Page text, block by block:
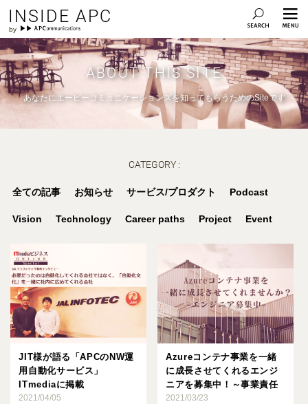
INSIDE APC
ABOUT THIS SITE
あなたにエーピーコミュニケーションズを知ってもらうためのSiteです
CATEGORY :
全ての記事 お知らせ サービス/プロダクト Podcast
Vision Technology Career paths Project Event
JIT様が語る「APCのNW運
用自動化サービス」
ITmediaに掲載
2021/04/05
Azureコンテナ事業を一緒
に成長させてくれるエンジ
ニアを募集中！～事業責任
者の熱い思い～
2021/03/23